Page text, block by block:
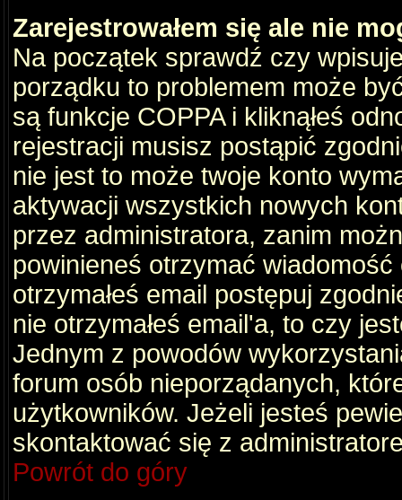
Zarejestrowałem się ale nie
Na początek sprawdź czy
porządku to problemem może
są funkcje COPPA i kliknąłeś
rejestracji musisz postąpić
nie jest to może twoje konto
aktywacji wszystkich nowych
przez administratora, zanim
powinieneś otrzymać
otrzymałeś email postępuj
nie otrzymałeś email'a, to czy
Jednym z powodów
forum osób nieporządanych,
użytkowników. Jeżeli jesteś
skontaktować się z
Powrót do góry